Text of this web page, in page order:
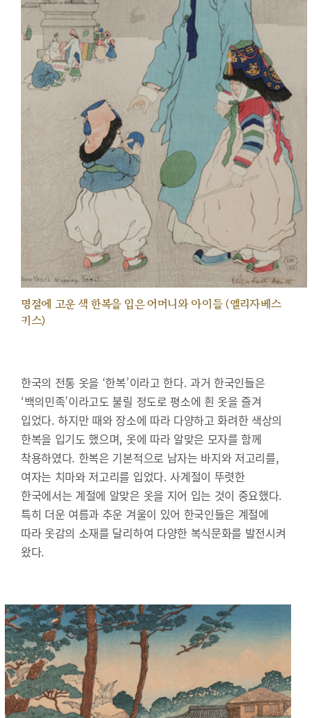
명절에 고운 색 한복을 입은 어머니와 아이들 (엘리자베스
키스)
한국의 전통 옷을 ‘한복’이라고 한다. 과거 한국인들은
‘백의민족’이라고도 불릴 정도로 평소에 흰 옷을 즐겨
입었다. 하지만 때와 장소에 따라 다양하고 화려한 색상의
한복을 입기도 했으며, 옷에 따라 알맞은 모자를 함께
착용하였다. 한복은 기본적으로 남자는 바지와 저고리를,
여자는 치마와 저고리를 입었다. 사계절이 뚜렷한
한국에서는 계절에 알맞은 옷을 지어 입는 것이 중요했다.
특히 더운 여름과 추운 겨울이 있어 한국인들은 계절에
따라 옷감의 소재를 달리하여 다양한 복식문화를 발전시켜
왔다.